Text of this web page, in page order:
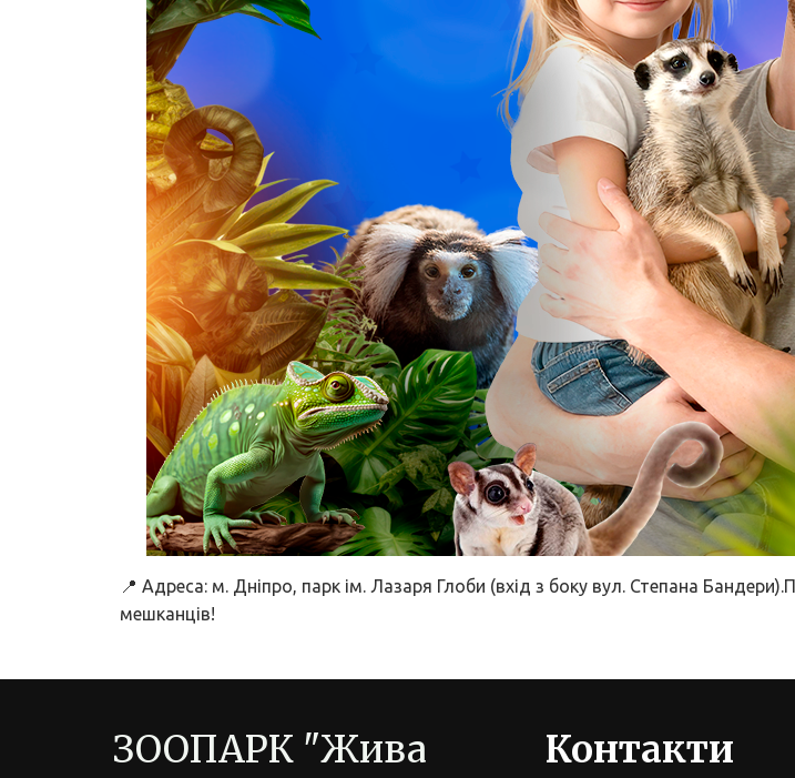
📍 Адреса: м. Дніпро, парк ім. Лазаря Глоби (вхід з боку вул. Степана
мешканців!
ЗООПАРК "Жива
Контакти